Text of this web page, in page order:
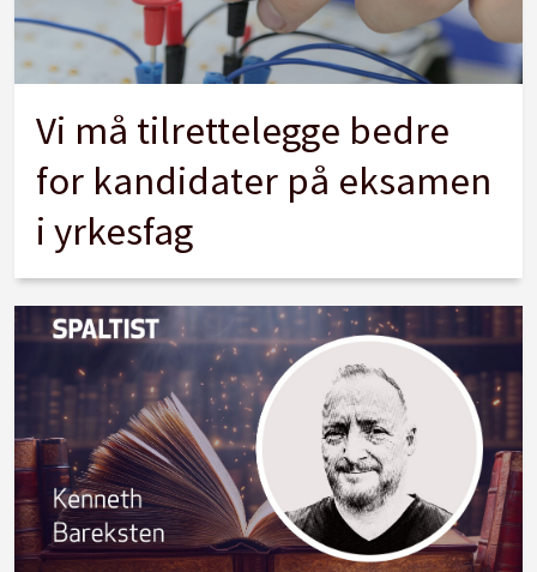
Vi må tilrettelegge bedre
for kandidater på eksamen
i yrkesfag